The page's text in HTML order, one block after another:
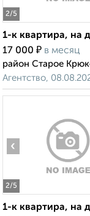
2/5
1-к квартира, на
17 000 ₽ в месяц
район Старое
Агентство,
2/5
‹
1-к квартира, на